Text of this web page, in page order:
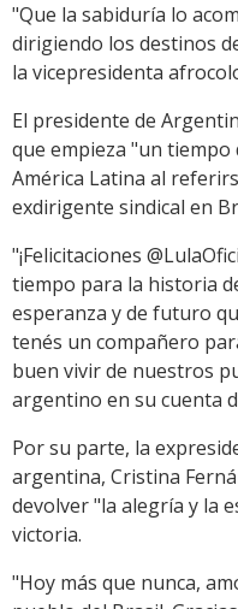
"Que la sabiduría lo
dirigiendo los destinos
la vicepresidenta
El presidente de
que empieza "un
América Latina al
exdirigente sindical en
"¡Felicitaciones
tiempo para la historia
esperanza y de futuro
tenés un compañero
buen vivir de nuestros
argentino en su cuenta
Por su parte, la
argentina, Cristina
devolver "la alegría y la
victoria.
"Hoy más que nunca,